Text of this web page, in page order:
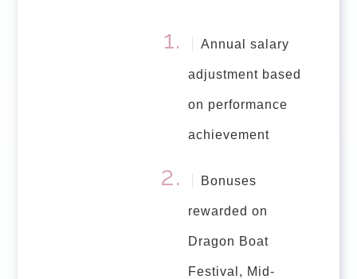
Annual salary
adjustment based
on performance
achievement
Bonuses
rewarded on
Dragon Boat
Festival, Mid-